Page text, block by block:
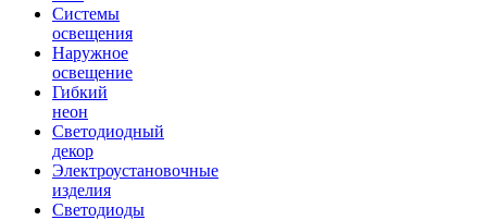
Системы
освещения
Наружное
освещение
Гибкий
неон
Светодиодный
декор
Электроустановочные
изделия
Светодиоды